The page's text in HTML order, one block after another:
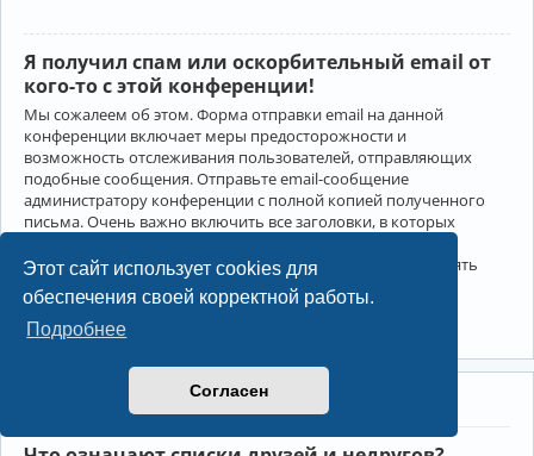
Этот сайт использует cookies для
обеспечения своей корректной работы.
Подробнее
Согласен
Я получил спам или оскорбительный email от
кого-то с этой конференции!
Мы сожалеем об этом. Форма отправки email на данной
конференции включает меры предосторожности и
возможность отслеживания пользователей, отправляющих
подобные сообщения. Отправьте email-сообщение
администратору конференции с полной копией полученного
письма. Очень важно включить все заголовки, в которых
Администратор конференции сможет в этом случае принять
меры.
Друзья и недруги